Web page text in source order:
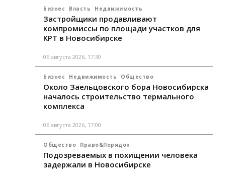
Бизнес Власть Недвижимость
Застройщики продавливают
компромиссы по площади участков для
КРТ в Новосибирске
06 августа 2026, 17:30
Бизнес Недвижимость Общество
Около Заельцовского бора Новосибирска
началось строительство термального
комплекса
06 августа 2026, 17:00
Общество Право&Порядок
Подозреваемых в похищении человека
задержали в Новосибирске